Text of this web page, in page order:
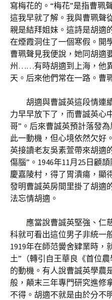
寫梅花的。“梅花”是指曹珮
這我早就了解。我與曹珮聲
親是結拜姐妹。這詩是胡適
在煙霞洞住了一個寒假。開
曹珮聲見我便說，她同胡適
州……有時胡適到上海，他
天。后來他們常在一路。曹
胡適與曹誠英這段情連
力早早放下了，而曹誠英心
哥”。后來曹誠英預計落發
此一動機，但心境依然欠好
英接讀老友吳素萱帶來胡適
傷腦”。1946年11月25日顧
慶嘉陵村，得了胃潰瘍，顯
發明曹誠英房間里掛了胡適
法忘情胡適。
應當說曹誠英堅強、仁
科就可看出這位男子非統一
1919年在師范黌舍肄業時，
土”（轉引自王華良《首位
的動機。有人說曹誠英學農
般，顛末三年專門研究進修
不得。胡適不就是由於分不